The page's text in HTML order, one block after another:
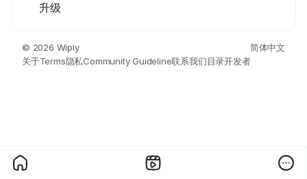
升级
© 2026 Wiply
简体中文
关于Terms隐私Community Guideline联系我们目录开发者